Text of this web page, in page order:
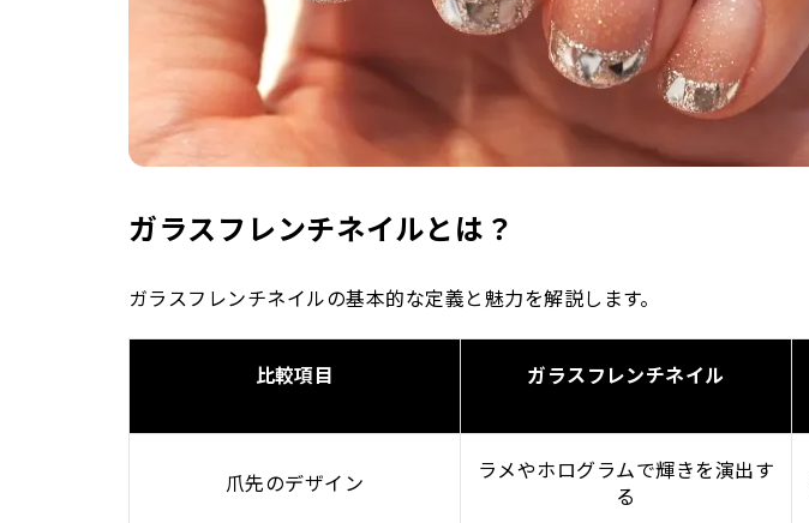
ガラスフレンチネイルとは？
ガラスフレンチネイルの基本的な定義と魅力を解説します。
比較項目 ガラスフレンチネイル
爪先のデザイン
ラメやホログラムで輝きを演出す
る